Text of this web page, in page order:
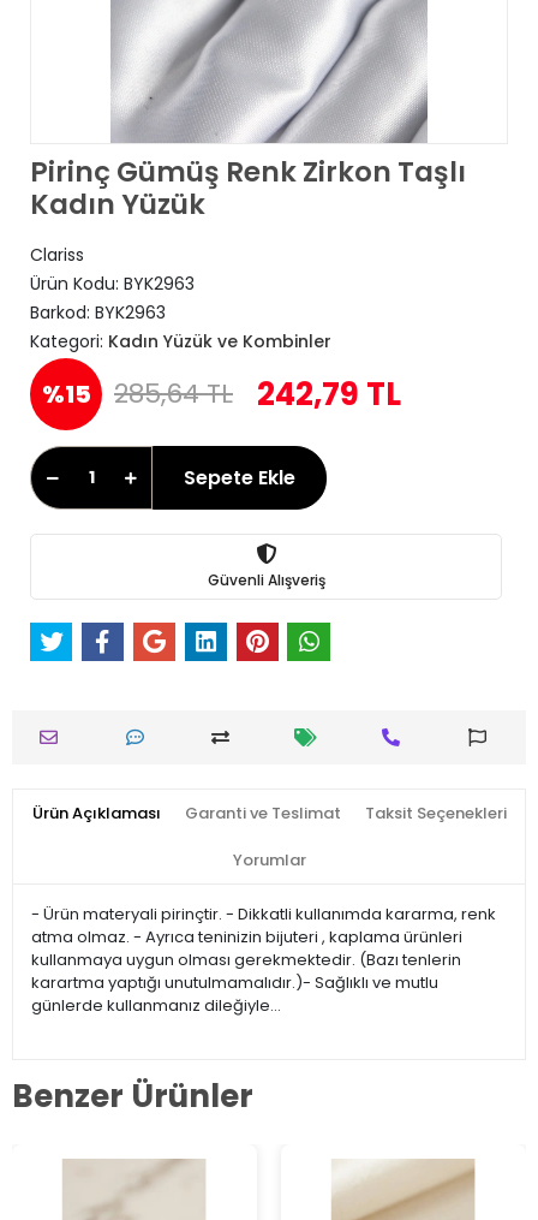
Pirinç Gümüş Renk Zirkon Taşlı
Kadın Yüzük
Clariss
Ürün Kodu: BYK2963
Barkod: BYK2963
Kategori: Kadın Yüzük ve Kombinler
%15 285,64 TL 242,79 TL
Sepete Ekle
Güvenli Alışveriş
Ürün Açıklaması Garanti ve Teslimat Taksit Seçenekleri
Yorumlar
- Ürün materyali pirinçtir. - Dikkatli kullanımda kararma, renk
atma olmaz. - Ayrıca teninizin bijuteri , kaplama ürünleri
kullanmaya uygun olması gerekmektedir. (Bazı tenlerin
karartma yaptığı unutulmamalıdır.)- Sağlıklı ve mutlu
günlerde kullanmanız dileğiyle…
Benzer Ürünler